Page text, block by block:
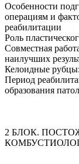
Особенности
операциям и
реабилитации
Роль
Совместная
наилучших
Келоидные рубцы:
Период
образования
2 БЛОК.